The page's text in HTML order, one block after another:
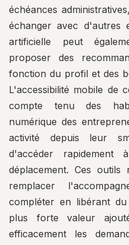
échéances
échanger avec d'autres
artificielle peut
proposer des
fonction du profil et des
L'accessibilité mobile de
compte tenu des
numérique des
activité depuis leur
d'accéder rapidement
déplacement. Ces outils
remplacer
compléter en libérant
plus forte valeur
efficacement les